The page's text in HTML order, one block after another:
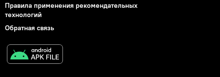
Правила применения рекомендательных
технологий
Обратная связь